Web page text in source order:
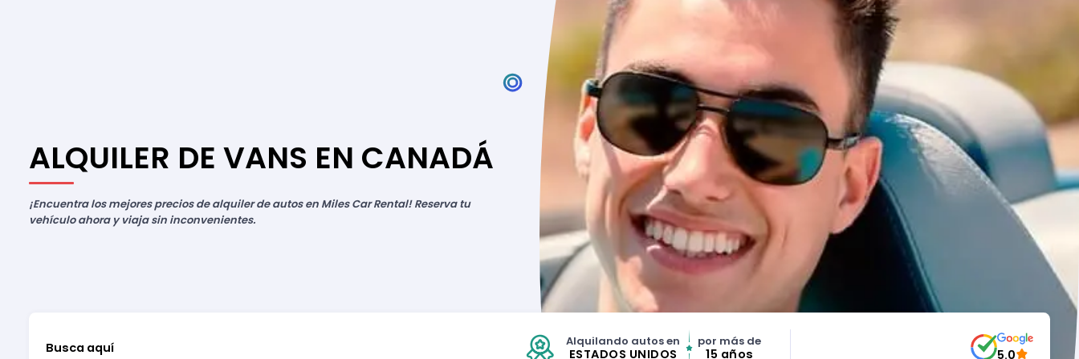
ALQUILER DE VANS EN CANADÁ
¡Encuentra los mejores precios de alquiler de autos en Miles Car Rental! Reserva tu
vehículo ahora y viaja sin inconvenientes.
Busca aquí Alquilando autos en
ESTADOS UNIDOS
por más de
15 años 5.0